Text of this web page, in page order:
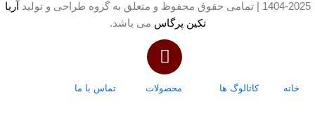
1404-2025 | تمامی حقوق محفوظ و متعلق به گروه طراحی و تولید
آریا
تکین پرگاس می باشد.
خانه کاتالوگ ها محصولات تماس با ما